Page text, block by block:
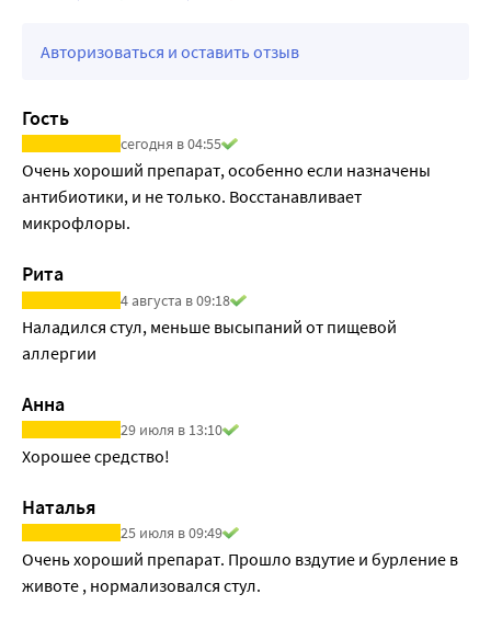
желчных кислот, активизируют работу иммунной
кишечных заболеваний за счет повышения общей
гипохолестеринемическим действием, снижают
окислительно- восстановительный потенциал,
связывают вредные для бифидобактерий радикалы
кислорода.
Лактобактерии и бифидобактерии оказывают усиленное
кишечную палочку, продуцируют антибиотикоподобные
вещества - бактериоцины, участвуют в синтезе
витаминов, используют лактозу в процессе
жизнедеятельности в качестве основного источника
Авторизоваться и оставить отзыв
Гость
сегодня в 04:55
Очень хороший препарат, особенно если назначены
антибиотики, и не только. Восстанавливает
микрофлоры.
Рита
4 августа в 09:18
Наладился стул, меньше высыпаний от пищевой
аллергии
Анна
29 июля в 13:10
Хорошее средство!
Наталья
25 июля в 09:49
Очень хороший препарат. Прошло вздутие и бурление в
животе , нормализовался стул.